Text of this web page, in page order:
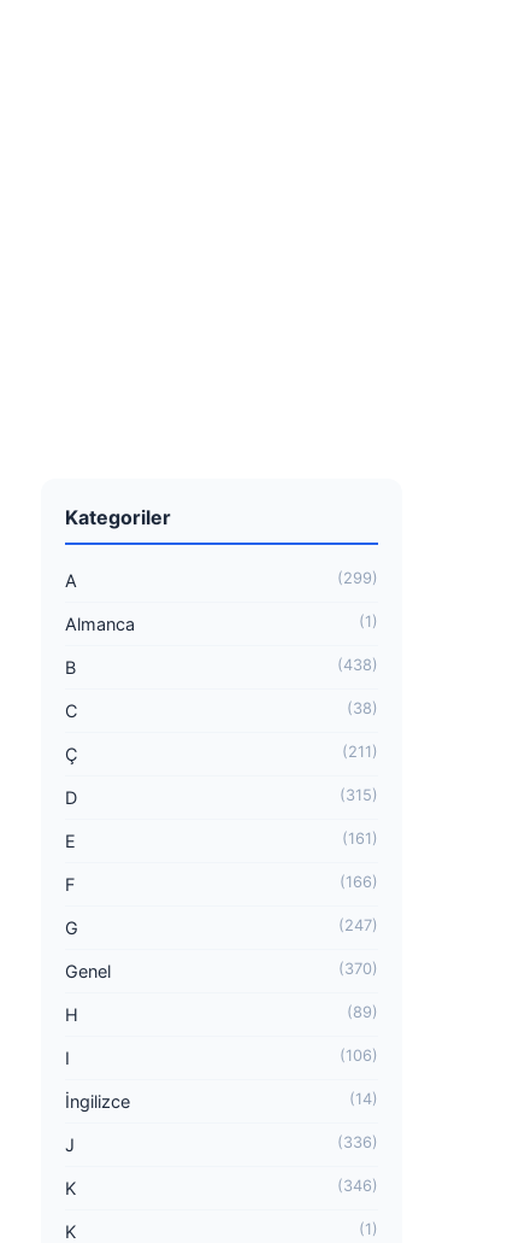
Kategoriler
A (299)
Almanca (1)
B (438)
C (38)
Ç (211)
D (315)
E (161)
F (166)
G (247)
Genel (370)
H (89)
I (106)
İngilizce (14)
J (336)
K (346)
K (1)